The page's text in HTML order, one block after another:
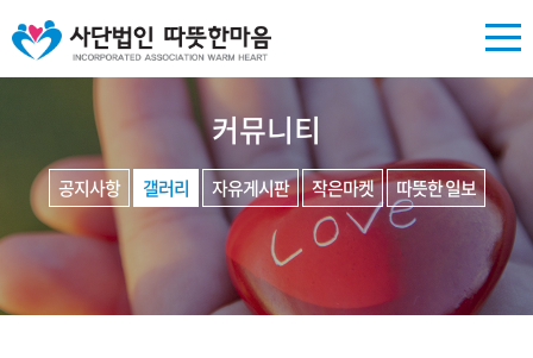
커뮤니티
공지사항 갤러리 자유게시판 작은마켓 따뜻한 일보